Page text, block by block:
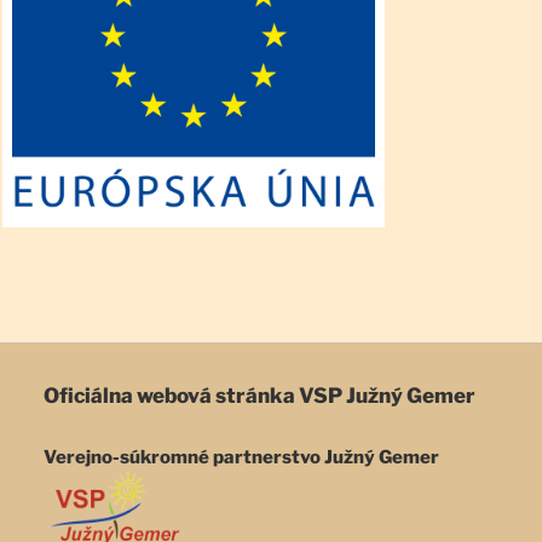
Oficiálna webová stránka VSP Južný Gemer
Verejno-súkromné partnerstvo Južný Gemer